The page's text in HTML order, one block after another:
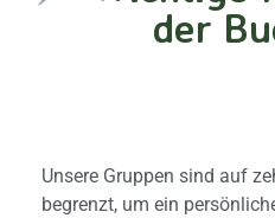
der
Unsere Gruppen sind auf
begrenzt, um ein